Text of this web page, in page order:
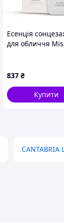
Есенція
для обличчя
SPF50+/PA+++, 70
837 ₴
Купити
CANTABRIA